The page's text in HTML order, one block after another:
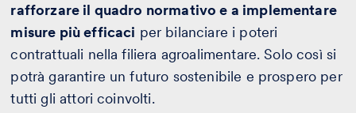
rafforzare il quadro normativo e a implementare
misure più efficaci per bilanciare i poteri
contrattuali nella filiera agroalimentare. Solo così si
potrà garantire un futuro sostenibile e prospero per
tutti gli attori coinvolti.